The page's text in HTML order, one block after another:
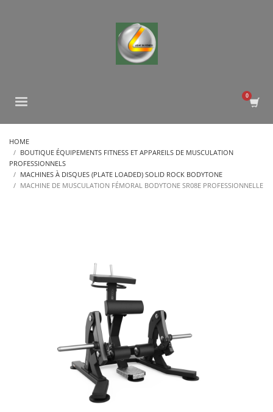
HOME
BOUTIQUE ÉQUIPEMENTS FITNESS ET APPAREILS DE MUSCULATION
PROFESSIONNELS
MACHINES À DISQUES (PLATE LOADED) SOLID ROCK BODYTONE
MACHINE DE MUSCULATION FÉMORAL BODYTONE SR08E PROFESSIONNELLE